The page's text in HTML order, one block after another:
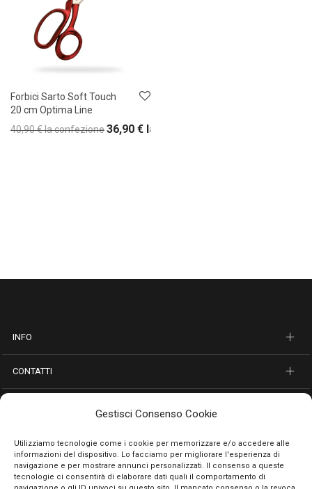
Gestisci Consenso Cookie
Utilizziamo tecnologie come i cookie per memorizzare e/o accedere alle
informazioni del dispositivo. Lo facciamo per migliorare l'esperienza di
navigazione e per mostrare annunci personalizzati. Il consenso a queste
tecnologie ci consentirà di elaborare dati quali il comportamento di
Forbici Sarto Soft Touch
20 cm Optima Line
40,90€la confezione36,90 € la confezione
INFO
CONTATTI
PAGAMENTI SICURI